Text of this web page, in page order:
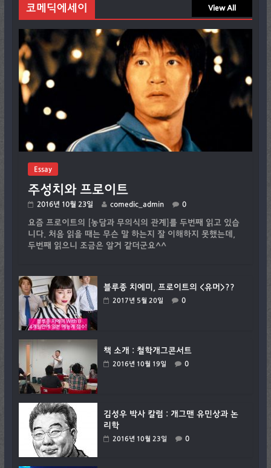
코메딕에세이 View All
Essay
주성치와 프로이트
2016년 10월 23일 comedic_admin 0
요즘 프로이트의 [농담과 무의식의 관계]를 두번째 읽고 있습
니다. 처음 읽을 때는 무슨 말 하는지 잘 이해하지 못했는데,
두번째 읽으니 조금은 알거 같더군요^^
블루종 치에미, 프로이트의 <유머>??
2017년 5월 20일 0
책 소개 : 철학개그콘서트
2016년 10월 19일 0
김성우 박사 칼럼 : 개그맨 유민상과 논
리학
2016년 10월 23일 0